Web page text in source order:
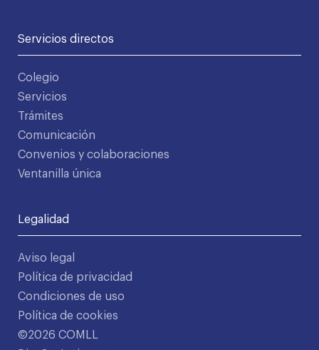
Servicios directos
Colegio
Servicios
Trámites
Comunicación
Convenios y colaboraciones
Ventanilla única
Legalidad
Aviso legal
Política de privacidad
Condiciones de uso
Política de cookies
©2026 COMLL